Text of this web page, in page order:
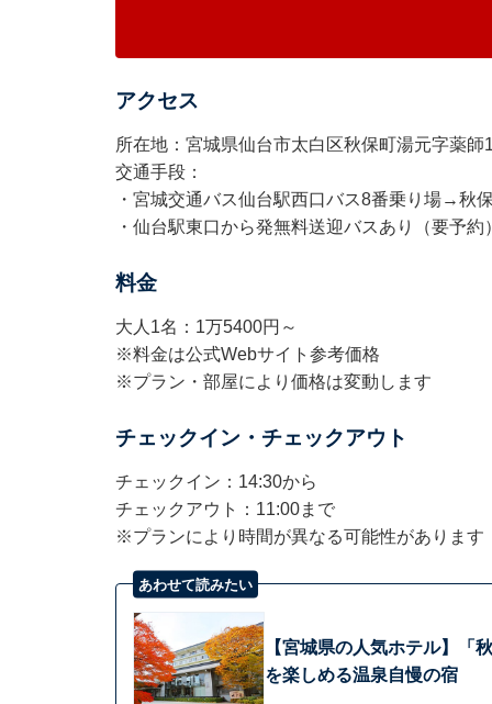
アクセス
所在地：宮城県仙台市太白区秋保町湯元字薬師
交通手段：
・宮城交通バス仙台駅西口バス8番乗り場→秋
・仙台駅東口から発無料送迎バスあり（要予約
料金
大人1名：1万5400円～
※料金は公式Webサイト参考価格
※プラン・部屋により価格は変動します
チェックイン・チェックアウト
チェックイン：14:30から
チェックアウト：11:00まで
※プランにより時間が異なる可能性があります
あわせて読みたい
【宮城県の人気ホテル】「
を楽しめる温泉自慢の宿